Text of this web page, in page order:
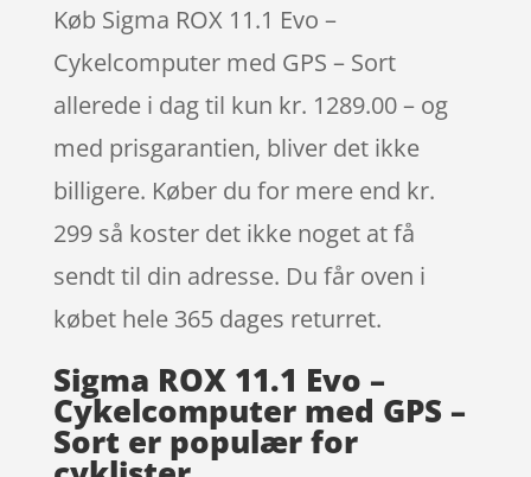
Køb Sigma ROX 11.1 Evo –
Cykelcomputer med GPS – Sort
allerede i dag til kun kr. 1289.00 – og
med prisgarantien, bliver det ikke
billigere. Køber du for mere end kr.
299 så koster det ikke noget at få
sendt til din adresse. Du får oven i
købet hele 365 dages returret.
Sigma ROX 11.1 Evo –
Cykelcomputer med GPS –
Sort er populær for